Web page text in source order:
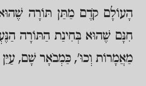
הָעוֹלָם קֹדֶם מַתַּן תּוֹרָה
חִנָּם שֶׁהוּא בְּחִינַת הַתּוֹרָה
מַאֲמָרוֹת וְכוּ', כַּמְבֹאָר שָׁם,